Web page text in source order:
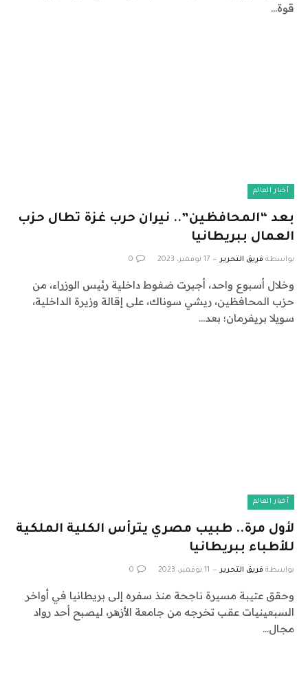
قوة…
أخبار العالم
بعد “المحافظين”.. نيران حرب غزة تطال حزب
العمال ببريطانيا
بواسطة فريق التحرير 17 نوفمبر، 2023 0
وخلال أسبوع واحد، أجبرت ضغوط داخلية رئيس الوزراء، من
حزب المحافظين، ريشي سوناك، على إقالة وزيرة الداخلية،
سويلا بريفرمان؛ بعد…
أخبار العالم
لأول مرة.. طبيب مصري يترأس الكلية الملكية
للأطباء ببريطانيا
بواسطة فريق التحرير 11 نوفمبر، 2023 0
وحقق عتيبة مسيرة ناجحة منذ سفره إلى بريطانيا في أواخر
السبعينيات عقب تخرجه من جامعة الأزهر، ‏ليصبح أحد ‏رواد
مجال…